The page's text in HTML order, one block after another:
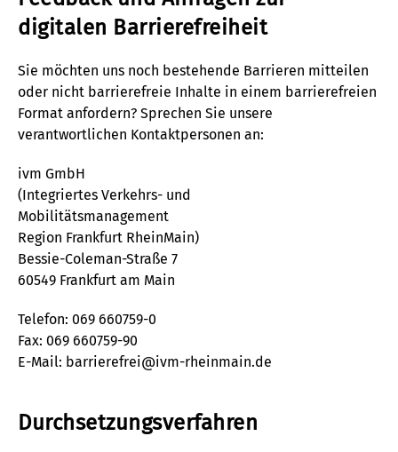
digitalen Barrierefreiheit
Sie möchten uns noch bestehende Barrieren mitteilen
oder nicht barrierefreie Inhalte in einem barrierefreien
Format anfordern? Sprechen Sie unsere
verantwortlichen Kontaktpersonen an:
ivm GmbH
(Integriertes Verkehrs- und
Mobilitätsmanagement
Region Frankfurt RheinMain)
Bessie-Coleman-Straße 7
60549 Frankfurt am Main
Telefon: 069 660759-0
Fax: 069 660759-90
E-Mail: barrierefrei@ivm-rheinmain.de
Durchsetzungsverfahren